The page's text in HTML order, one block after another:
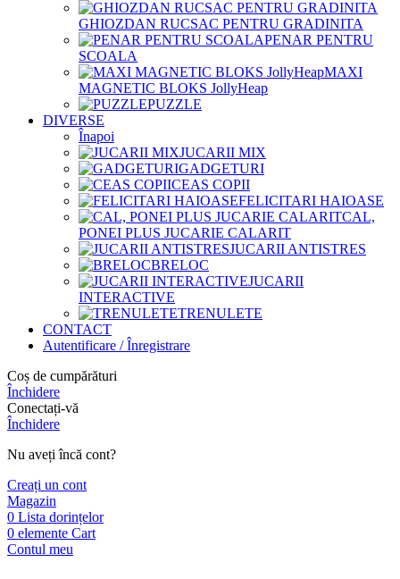
GHIOZDAN RUCSAC PENTRU GRADINITA
PENAR PENTRU
SCOALA
MAXI
MAGNETIC BLOKS JollyHeap
PUZZLE
DIVERSE
Înapoi
JUCARII MIX
GADGETURI
CEAS COPII
FELICITARI HAIOASE
CAL,
PONEI PLUS JUCARIE CALARIT
JUCARII ANTISTRES
BRELOC
JUCARII
INTERACTIVE
TRENULETE
CONTACT
Autentificare / Înregistrare
Coș de cumpărături
Închidere
Conectați-vă
Închidere
Nu aveți încă cont?
Creați un cont
Magazin
0 Lista dorințelor
0 elemente Cart
Contul meu